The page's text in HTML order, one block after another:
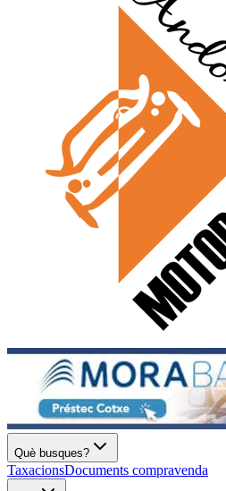
Què busques?
TaxacionsDocuments compravenda